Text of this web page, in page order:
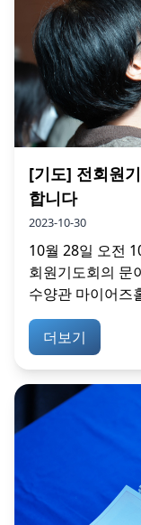
[기도] 전회원
합니다
2023-10-30
10월 28일 오전
회원기도회의 문
수양관 마이어즈
더보기